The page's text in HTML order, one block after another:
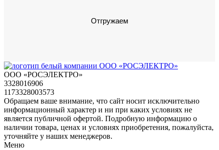
Отгружаем
ООО «РОСЭЛЕКТРО»
3328016906
1173328003573
Обращаем ваше внимание, что сайт носит исключительно
информационный характер и ни при каких условиях не
является публичной офертой. Подробную информацию о
наличии товара, ценах и условиях приобретения, пожалуйста,
уточняйте у наших менеджеров.
Меню